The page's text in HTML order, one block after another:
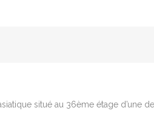
situé au 36ème étage d’une